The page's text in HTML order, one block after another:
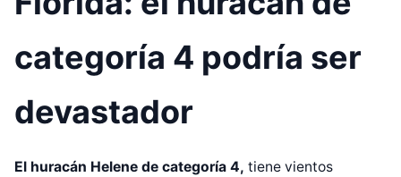
categoría 4 podría ser
devastador
El huracán Helene de categoría 4, tiene vientos